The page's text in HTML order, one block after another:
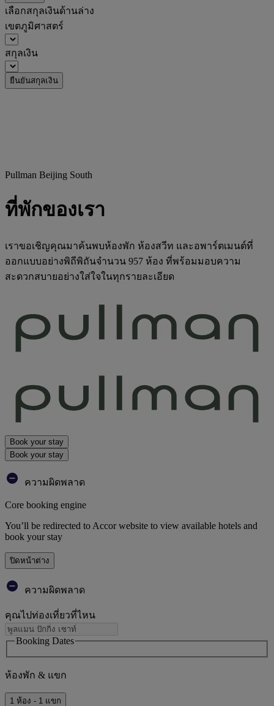
เลือกสกุลเงินด้านล่าง
เขตภูมิศาสตร์
สกุลเงิน
ยืนยันสกุลเงิน
Pullman Beijing South
ที่พักของเรา
เราขอเชิญคุณมาค้นพบห้องพัก ห้องสวีท และอพาร์ตเมนต์ที่
ออกแบบอย่างพิถีพิถันจำนวน 957 ห้อง ที่พร้อมมอบความ
สะดวกสบายอย่างใส่ใจในทุกรายละเอียด
Book your stay
Book your stay
ความผิดพลาด
Core booking engine
You’ll be redirected to Accor website to view available hotels and
book your stay
ปิดหน้าต่าง
ความผิดพลาด
คุณไปท่องเที่ยวที่ไหน
Booking Dates
ห้องพัก & แขก
1 ห้อง - 1 แขก